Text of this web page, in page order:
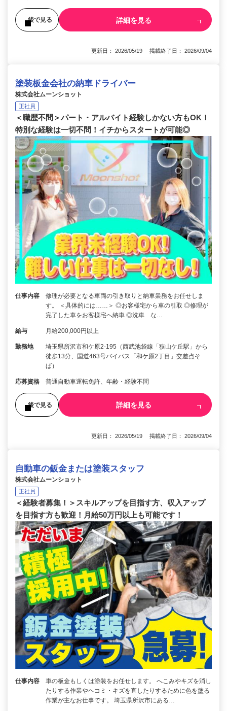
後で見る 詳細を見る
更新日： 2026/05/19 掲載終了日： 2026/09/04
塗装板金会社の納車ドライバー
株式会社ムーンショット
正社員
＜職歴不問＞パート・アルバイト経験しかない方もOK！
特別な経験は一切不問！イチからスタートが可能◎
仕事内容
修理が必要となる車両の引き取りと納車業務をお任せしま
す。 ＜具体的には……＞ ◎お客様宅から車の引取 ◎修理が
完了した車をお客様宅へ納車 ◎洗車 な…
給与 月給200,000円以上
勤務地
埼玉県所沢市和ケ原2‐195（西武池袋線「狭山ケ丘駅」から
徒歩13分、国道463号バイパス「和ケ原2丁目」交差点そ
ば）
応募資格 普通自動車運転免許、年齢・経験不問
後で見る 詳細を見る
更新日： 2026/05/19 掲載終了日： 2026/09/04
自動車の鈑金または塗装スタッフ
株式会社ムーンショット
正社員
＜経験者募集！＞スキルアップを目指す方、収入アップ
を目指す方も歓迎！月給50万円以上も可能です！
仕事内容
車の板金もしくは塗装をお任せします。 へこみやキズを消し
たりする作業やヘコミ・キズを直したりするために色を塗る
作業が主なお仕事です。 埼玉県所沢市にある…